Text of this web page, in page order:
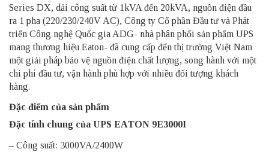
Series DX, dải công suất từ 1kVA đến 20kVA, nguồn điện đầu
ra 1 pha (220/230/240V AC), Công ty Cổ phần Đầu tư và Phát
triển Công nghệ Quốc gia ADG- nhà phân phối sản phẩm UPS
mang thương hiệu Eaton- đã cung cấp đến thị trường Việt Nam
một giải pháp bảo vệ nguồn điện chất lượng, song hành với một
chi phí đầu tư, vận hành phù hợp với nhiều đối tượng khách
hàng.
Đặc điểm của sản phẩm
Đặc tính chung của UPS EATON 9E3000I
– Công suất: 3000VA/2400W